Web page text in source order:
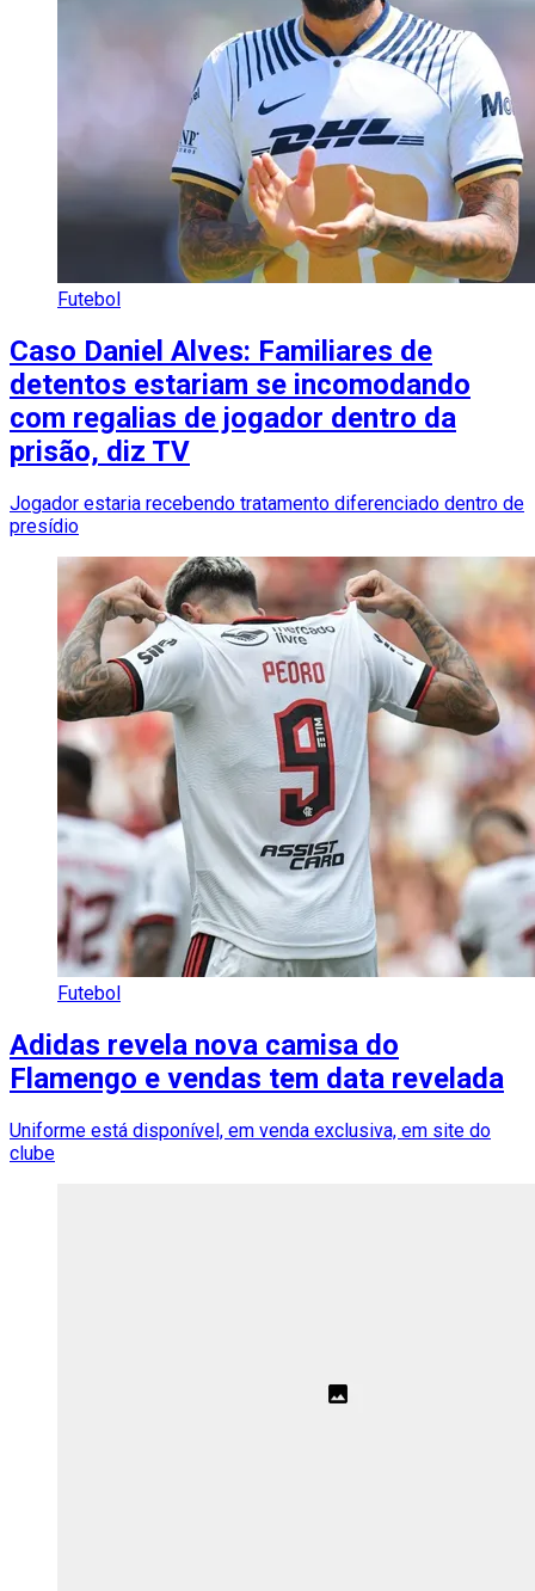
Futebol
Caso Daniel Alves: Familiares de
detentos estariam se incomodando
com regalias de jogador dentro da
prisão, diz TV
Jogador estaria recebendo tratamento diferenciado dentro de
presídio
Futebol
Adidas revela nova camisa do
Flamengo e vendas tem data revelada
Uniforme está disponível, em venda exclusiva, em site do
clube